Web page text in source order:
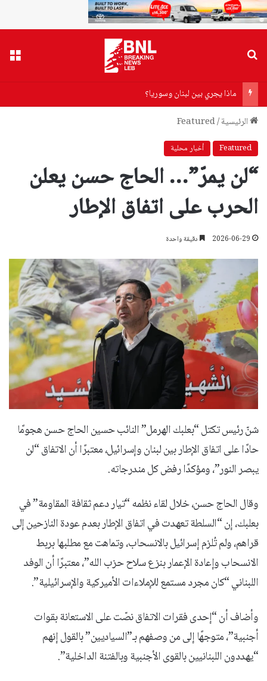
ماذا يجري بين لبنان وسوريا؟
الرئيسية/
Featured
Featured أخبار محلية
“لن يمرّ”… الحاج حسن يعلن
الحرب على اتفاق الإطار
2026-06-29 دقيقة واحدة
شنّ رئيس تكتل “بعلبك الهرمل” النائب حسين الحاج حسن هجومًا
حادًا على اتفاق الإطار بين لبنان وإسرائيل، معتبرًا أن الاتفاق “لن
يبصر النور”، ومؤكدًا رفض كل مندرجاته.
وقال الحاج حسن، خلال لقاء نظمه “تيار دعم ثقافة المقاومة” في
بعلبك، إن “السلطة تعهدت في اتفاق الإطار بعدم عودة النازحين إلى
قراهم، ولم تُلزم إسرائيل بالانسحاب، وتماهت مع مطلبها بربط
الانسحاب وإعادة الإعمار بنزع سلاح حزب الله”، معتبرًا أن الوفد
اللبناني “كان مجرد مستمع للإملاءات الأميركية والإسرائيلية”.
وأضاف أن “إحدى فقرات الاتفاق نصّت على الاستعانة بقوات
أجنبية”، متوجهًا إلى من وصفهم بـ”السياديين” بالقول إنهم
“يهددون اللبنانيين بالقوى الأجنبية وبالفتنة الداخلية”.